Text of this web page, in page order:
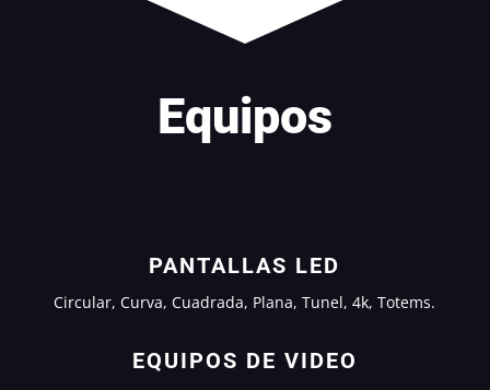
Equipos
PANTALLAS LED
Circular, Curva, Cuadrada, Plana, Tunel, 4k, Totems.
EQUIPOS DE VIDEO